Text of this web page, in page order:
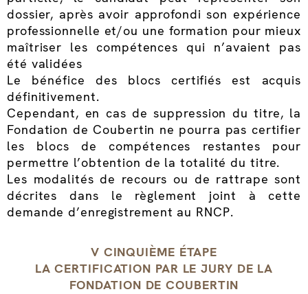
dossier, après avoir approfondi son expérience
professionnelle et/ou une formation pour mieux
maîtriser les compétences qui n’avaient pas
été validées
Le bénéfice des blocs certifiés est acquis
définitivement.
Cependant, en cas de suppression du titre, la
Fondation de Coubertin ne pourra pas certifier
les blocs de compétences restantes pour
permettre l’obtention de la totalité du titre.
Les modalités de recours ou de rattrape sont
décrites dans le règlement joint à cette
demande d’enregistrement au RNCP.
V CINQUIÈME ÉTAPE
LA CERTIFICATION PAR LE JURY DE LA
FONDATION DE COUBERTIN